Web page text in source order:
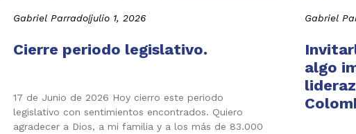
Gabriel Parrado|julio 1, 2026
Cierre periodo legislativo.
17 de Junio de 2026 Hoy cierro este periodo
legislativo con sentimientos encontrados. Quiero
agradecer a Dios, a mi familia y a los más de 83.000
Gabriel
algo